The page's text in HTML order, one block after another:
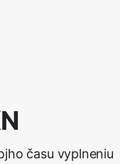
času vyplneniu